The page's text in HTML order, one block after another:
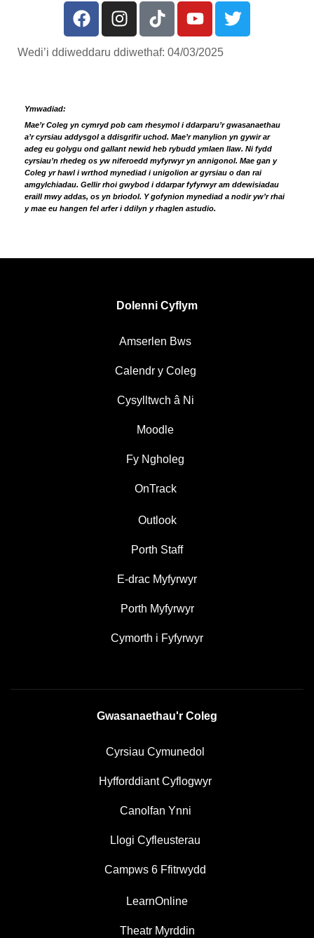
Wedi’i ddiweddaru ddiwethaf: 04/03/2025
Ymwadiad:
Mae’r Coleg yn cymryd pob cam rhesymol i ddarparu’r gwasanaethau
a’r cyrsiau addysgol a ddisgrifir uchod. Mae’r manylion yn gywir ar
adeg eu golygu ond gallant newid heb rybudd ymlaen llaw. Ni fydd
cyrsiau’n rhedeg os yw niferoedd myfyrwyr yn annigonol. Mae gan y
Coleg yr hawl i wrthod mynediad i unigolion ar gyrsiau o dan rai
amgylchiadau. Gellir rhoi gwybod i ddarpar fyfyrwyr am ddewisiadau
eraill mwy addas, os yn briodol. Y gofynion mynediad a nodir yw’r rhai
y mae eu hangen fel arfer i ddilyn y rhaglen astudio.
Dolenni Cyflym
Amserlen Bws
Calendr y Coleg
Cysylltwch â Ni
Moodle
Fy Ngholeg
OnTrack
Outlook
Porth Staff
E-drac Myfyrwyr
Porth Myfyrwyr
Cymorth i Fyfyrwyr
Gwasanaethau'r Coleg
Cyrsiau Cymunedol
Hyfforddiant Cyflogwyr
Canolfan Ynni
Llogi Cyfleusterau
Campws 6 Ffitrwydd
LearnOnline
Theatr Myrddin